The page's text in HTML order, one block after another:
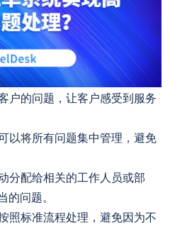
的问题，让客户感受到服务
将所有问题集中管理，避免
配给相关的工作人员或部
问题。
标准流程处理，避免因为不